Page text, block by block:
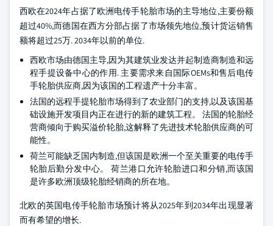
西欧在2024年占据了欧洲电传手轮胎市场的主导地位,主要份额
超过40%,而德国在西方分部占据了市场领先地位,预计货运销售
额将超过25万. 2034年以前的单位.
西欧市场由德国主导,因为其建筑业发达并起制造商制造和远
程手提设备中心的作用. 主要需求来自国际OEMs和售后电传
手轮胎供应商,因为该国的工程遗产十分丰富。
法国的远程手提轮胎市场得到了农业部门的支持,以及该国基
础设施开发项目内正在进行的新的建筑工程。 法国的轮胎经
营商倾向于购买溢价轮胎,这解释了先进技术轮胎供应商的可
能性。
荷兰可能缺乏国内制造,但该国是欧洲一个至关重要的电传手
轮胎后勤分发中心。 荷兰港口允许轮胎进口和分销,而该国
是许多欧洲顶级轮胎经销商的所在地。
北欧的英国电传手轮胎市场预计将从2025年到2034年出现显著
而有希望的增长.